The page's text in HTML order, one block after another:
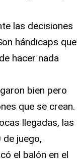
las decisiones
hándicaps que
hacer nada
bien pero
que se crean.
llegadas, las
juego,
el balón en el